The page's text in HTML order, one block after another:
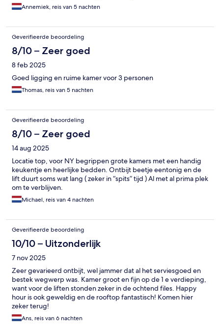
Annemiek, reis van 5 nachten
Geverifieerde beoordeling
8/10 – Zeer goed
8 feb 2025
Goed ligging en ruime kamer voor 3 personen
Thomas, reis van 5 nachten
Geverifieerde beoordeling
8/10 – Zeer goed
14 aug 2025
Locatie top, voor NY begrippen grote kamers met een handig
keukentje en heerlijke bedden. Ontbijt beetje eentonig en de
lift duurt soms wat lang ( zeker in “spits” tijd ) Al met al prima plek
om te verblijven.
Michael, reis van 4 nachten
Geverifieerde beoordeling
10/10 – Uitzonderlijk
7 nov 2025
Zeer gevarieerd ontbijt, wel jammer dat al het serviesgoed en
bestek wegwerp was. Kamer groot en fijn op de 1 e verdieping,
want voor de liften stonden zeker in de ochtend files. Happy
hour is ook geweldig en de rooftop fantastisch! Komen hier
zeker terug!
Ans, reis van 6 nachten